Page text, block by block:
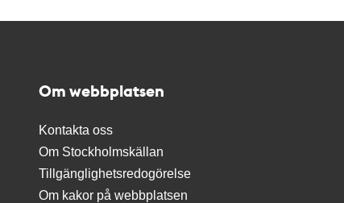
Om webbplatsen
Kontakta oss
Om Stockholmskällan
Tillgänglighetsredogörelse
Om kakor på webbplatsen